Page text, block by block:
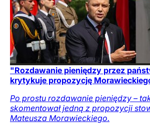
"Rozdawanie pieniędzy przez
krytykuje propozycję
Po prostu rozdawanie pieniędzy –
skomentował jedną z propozycji
Mateusza Morawieckiego.